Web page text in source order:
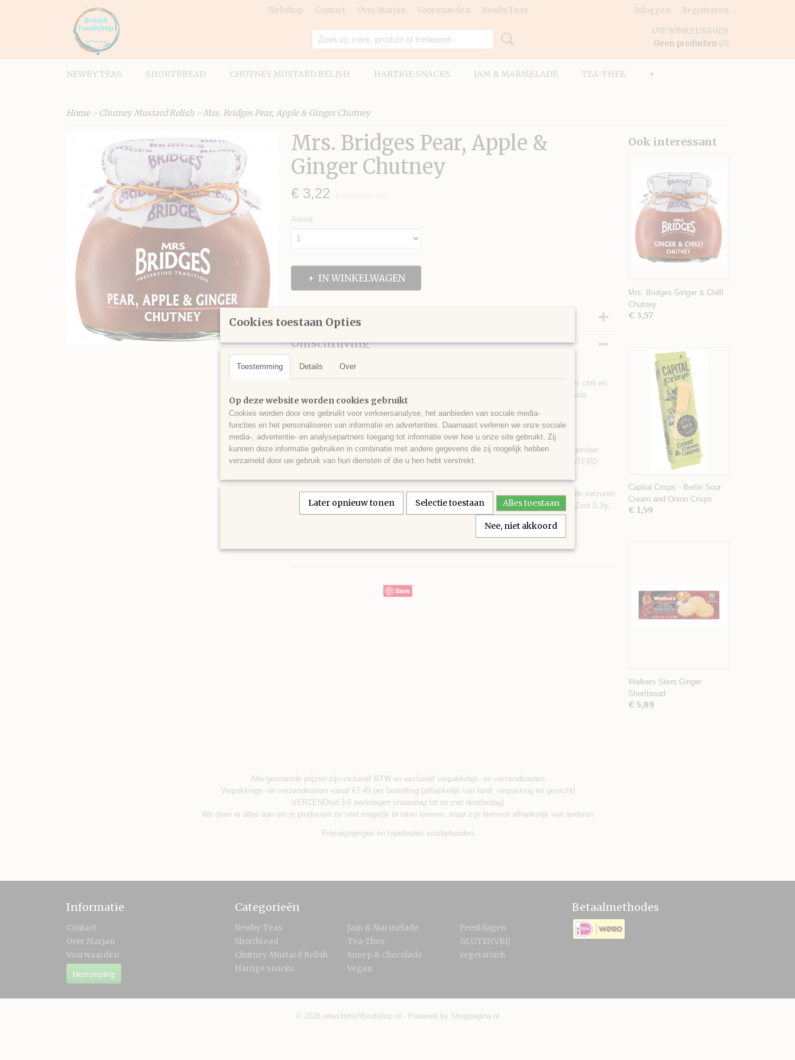
Webshop Contact Over Marjan Voorwaarden NewbyTeas Inloggen Registreren
UW WINKELWAGEN
Geen producten (0)
NEWBY TEAS SHORTBREAD CHUTNEY MUSTARD RELISH HARTIGE SNACKS JAM & MARMELADE TEA-THEE +
Home> Chutney Mustard Relish >Mrs. Bridges Pear, Apple & Ginger Chutney
Mrs. Bridges Pear, Apple &
Ginger Chutney
€ 3,22
Aantal
IN WINKELWAGEN
Specificaties
EAN code
Productcode leverancier
Omschrijving
Mrs. Bridges Pear, Apple & Ginger Chutney. Chutney van peer en appel met gember, chili en
specerijen. Heerlijk bij stoofvlees, lamsvlees, wildgerechten, barbecue, kaas, gekruide
gerechten, worst en ham, gegrild vlees, geroosterde groente, kalkoensandwich.
Verpakt in een glas van 100 gram
INGREDIENTEN
Peer (26%), bruine suiker, appel (19%), ui, gerstemoutazijn, gember
(2%), knoflookpuree, zout, kruiden, rode chilipeper. Kan MOSTERD
VOEDINGSWAARDE
per 100g: Energie 597kJ/141kcal; Vet 0,2g waarvan verzadigde vetzuren
0,0g; Koolhydraten 34,1g waarvan suikers 33,3g; Eiwit 0,5g; Zout 0,3g.
Save
Ook interessant
Mrs. Bridges Ginger & Chilli
Chutney
€ 3,57
Capital Crisps - Berlin Sour
Cream and Onion Crisps
€ 1,59
Walkers Stem Ginger
Shortbread
€ 5,89
Alle genoemde prijzen zijn inclusief BTW en exclusief verpakkings- en verzendkosten.
Verpakkings- en verzendkosten vanaf €7,45 per bestelling (afhankelijk van land, verpakking en gewicht)
VERZENDtijd 3-5 werkdagen (maandag tot en met donderdag)
We doen er alles aan om je producten zo snel mogelijk te laten leveren, maar zijn hiervoor afhankelijk van anderen
Prijswijzigingen en typefouten voorbehouden
Informatie
Contact
Over Marjan
Voorwaarden
Herroeping
Categorieën
Newby Teas
Shortbread
Chutney Mustard Relish
Hartige snacks
Jam & Marmelade
Tea-Thee
Snoep & Chocolade
Vegan
Feestdagen
GLUTENVRIJ
vegetarisch
Betaalmethodes
© 2026 www.britishfoodshop.nl - Powered by Shoppagina.nl
Cookies toestaan Opties
Toestemming Details Over
Op deze website worden cookies gebruikt
Cookies worden door ons gebruikt voor verkeersanalyse, het aanbieden van sociale media-
functies en het personaliseren van informatie en advertenties. Daarnaast verlenen we onze sociale
media-, advertentie- en analysepartners toegang tot informatie over hoe u onze site gebruikt. Zij
kunnen deze informatie gebruiken in combinatie met andere gegevens die zij mogelijk hebben
verzameld door uw gebruik van hun diensten of die u hen hebt verstrekt.
Later opnieuw tonen Selectie toestaan Alles toestaan
Nee, niet akkoord